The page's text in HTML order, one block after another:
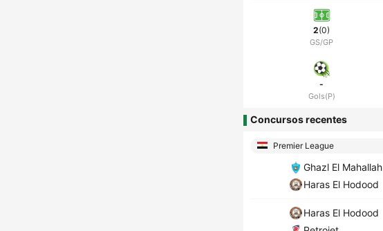
2(0)
GS/GP
-
Gols(P)
Concursos recentes
Premier League
Ghazl El Mahallah
Haras El Hodood
Haras El Hodood